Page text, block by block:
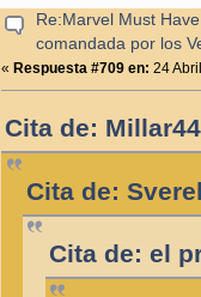
Re:Marvel Must
comandada por los
« Respuesta #709 en: 24
Cita de:
Cita de:
Cita de: el